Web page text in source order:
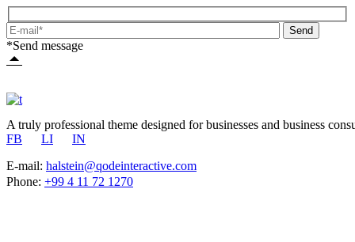
Send
*Send message
A truly professional theme designed for businesses and business
FB
LI
IN
E-mail: halstein@qodeinteractive.com
Phone: +99 4 11 72 1270